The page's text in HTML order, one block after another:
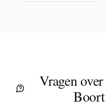
Vragen